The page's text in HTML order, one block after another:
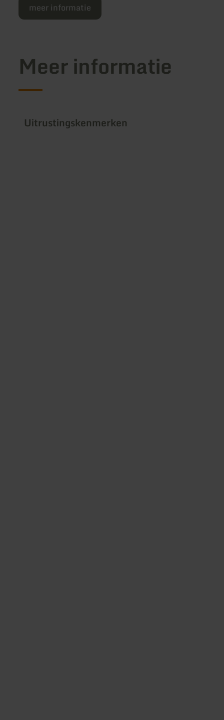
meer informatie
Meer informatie
Uitrustingskenmerken